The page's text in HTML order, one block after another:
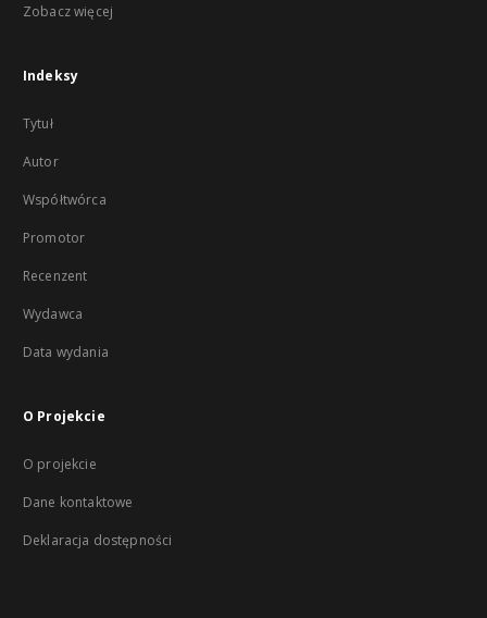
Zobacz więcej
Indeksy
Tytuł
Autor
Współtwórca
Promotor
Recenzent
Wydawca
Data wydania
O Projekcie
O projekcie
Dane kontaktowe
Deklaracja dostępności